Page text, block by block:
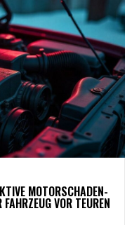
MOTORSCHADEN-
VOR TEUREN